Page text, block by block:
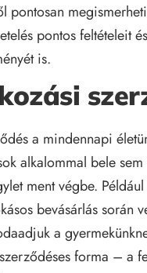
pontosan
pontos feltételeit
is.
a mindennapi
alkalommal bele
ment végbe.
bevásárlás során
a
forma – a